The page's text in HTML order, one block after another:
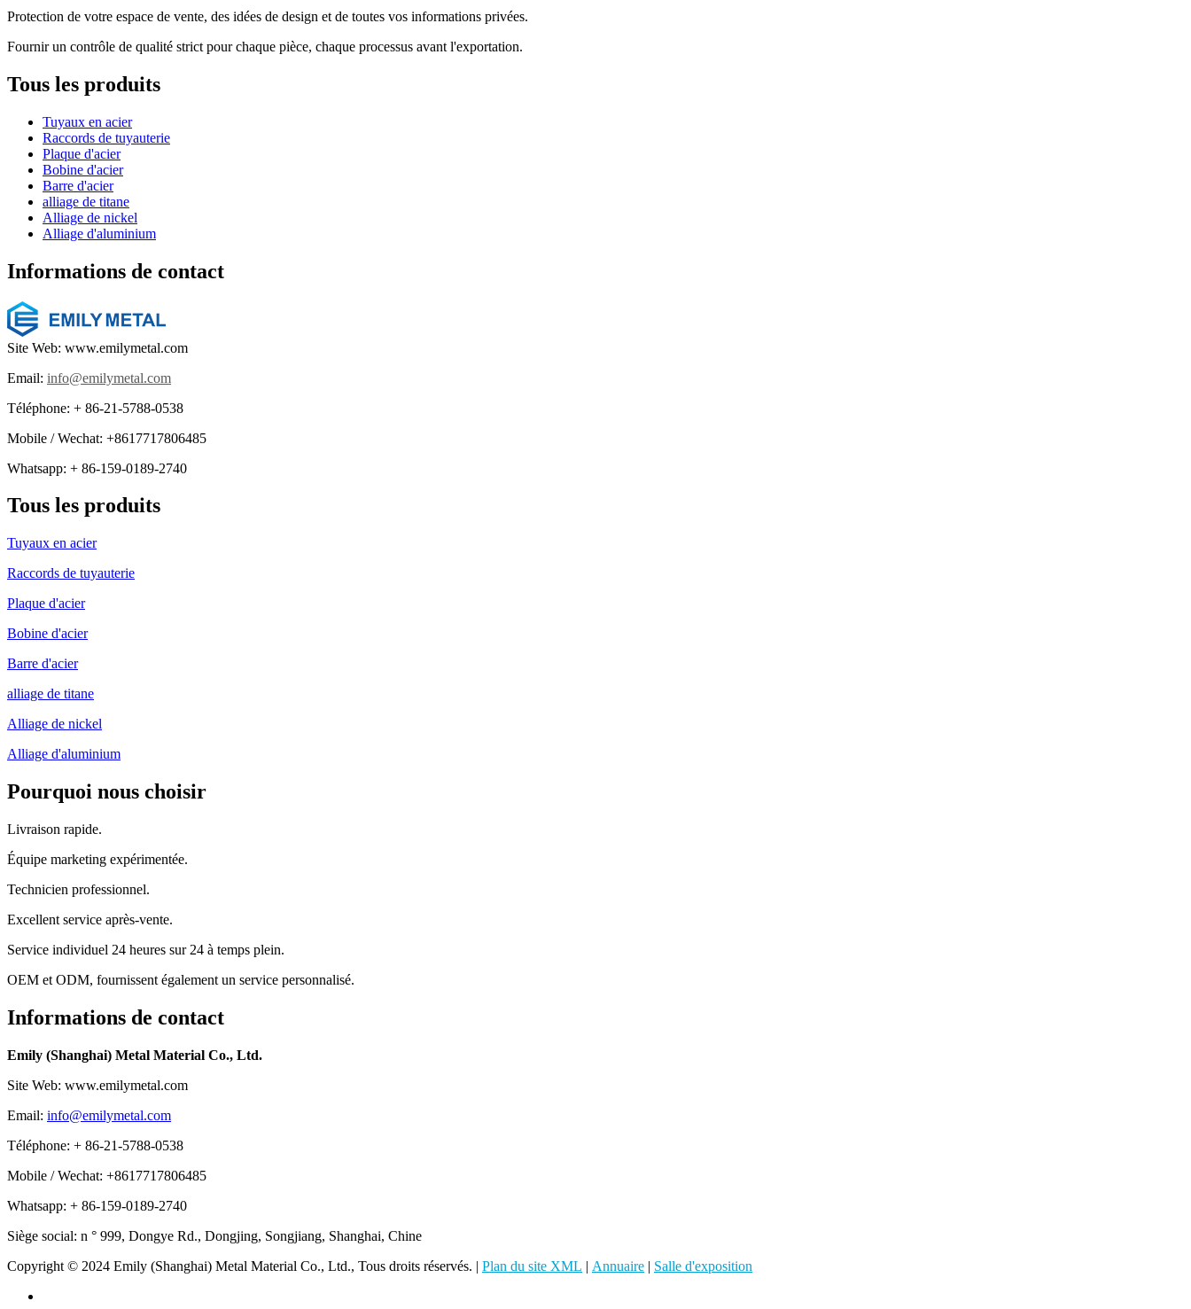
Protection de votre espace de vente, des idées de design et de toutes vos informations privées.
Fournir un contrôle de qualité strict pour chaque pièce, chaque processus avant l'exportation.
Tous les produits
Tuyaux en acier
Raccords de tuyauterie
Plaque d'acier
Bobine d'acier
Barre d'acier
alliage de titane
Alliage de nickel
Alliage d'aluminium
Informations de contact
Site Web: www.emilymetal.com
Email: info@emilymetal.com
Téléphone: + 86-21-5788-0538
Mobile / Wechat: +8617717806485
Whatsapp: + 86-159-0189-2740
Tous les produits
Tuyaux en acier
Raccords de tuyauterie
Plaque d'acier
Bobine d'acier
Barre d'acier
alliage de titane
Alliage de nickel
Alliage d'aluminium
Pourquoi nous choisir
Livraison rapide.
Équipe marketing expérimentée.
Technicien professionnel.
Excellent service après-vente.
Service individuel 24 heures sur 24 à temps plein.
OEM et ODM, fournissent également un service personnalisé.
Informations de contact
Emily (Shanghai) Metal Material Co., Ltd.
Site Web: www.emilymetal.com
Email: info@emilymetal.com
Téléphone: + 86-21-5788-0538
Mobile / Wechat: +8617717806485
Whatsapp: + 86-159-0189-2740
Siège social: n ° 999, Dongye Rd., Dongjing, Songjiang, Shanghai, Chine
Copyright © 2024 Emily (Shanghai) Metal Material Co., Ltd., Tous droits réservés. | Plan du site XML | Annuaire | Salle d'exposition